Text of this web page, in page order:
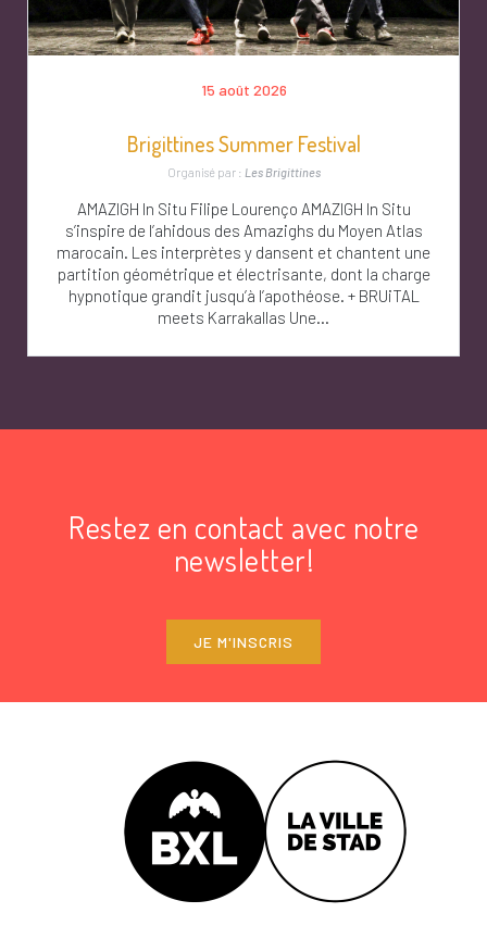
15 août 2026
Brigittines Summer Festival
Organisé par : Les Brigittines
AMAZIGH In Situ Filipe Lourenço AMAZIGH In Situ
s’inspire de l’ahidous des Amazighs du Moyen Atlas
marocain. Les interprètes y dansent et chantent une
partition géométrique et électrisante, dont la charge
hypnotique grandit jusqu’à l’apothéose. + BRUiTAL
meets Karrakallas Une...
Restez en contact avec notre
newsletter!
JE M'INSCRIS